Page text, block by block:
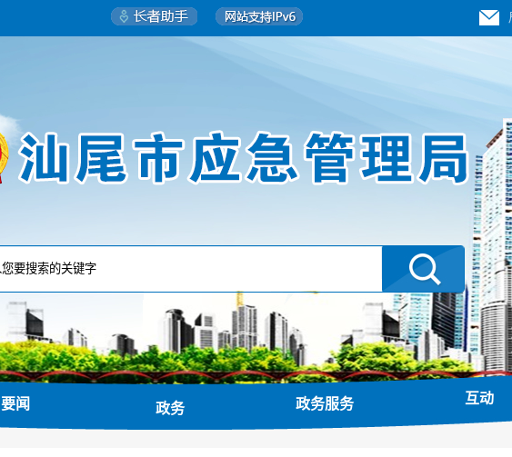
要闻 政务 政务服务 互动